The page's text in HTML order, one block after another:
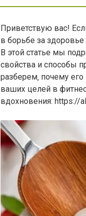
Приветствую вас!
в борьбе за здоровье
В этой статье мы
свойства и способы
разберем‚ почему
ваших целей в
вдохновения: https://